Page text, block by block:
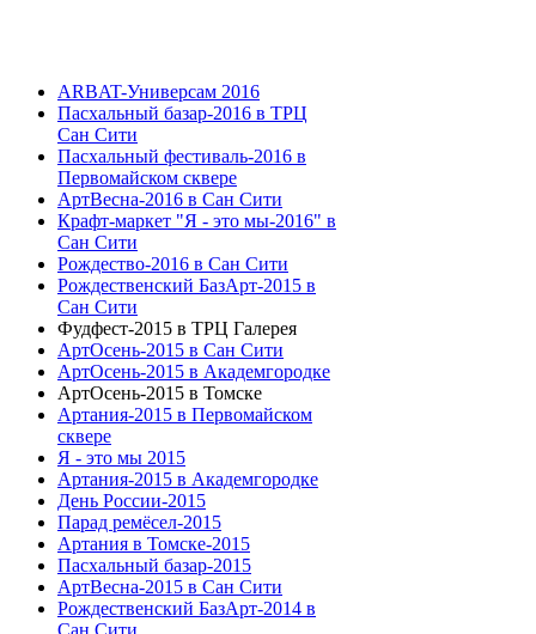
ARBAT-Универсам 2016
Пасхальный базар-2016 в ТРЦ
Сан Сити
Пасхальный фестиваль-2016 в
Первомайском сквере
АртВесна-2016 в Сан Сити
Крафт-маркет "Я - это мы-2016" в
Сан Сити
Рождество-2016 в Сан Сити
Рождественский БазАрт-2015 в
Сан Сити
Фудфест-2015 в ТРЦ Галерея
АртОсень-2015 в Сан Сити
АртОсень-2015 в Академгородке
АртОсень-2015 в Томске
Артания-2015 в Первомайском
сквере
Я - это мы 2015
Артания-2015 в Академгородке
День России-2015
Парад ремёсел-2015
Артания в Томске-2015
Пасхальный базар-2015
АртВесна-2015 в Сан Сити
Рождественский БазАрт-2014 в
Сан Сити